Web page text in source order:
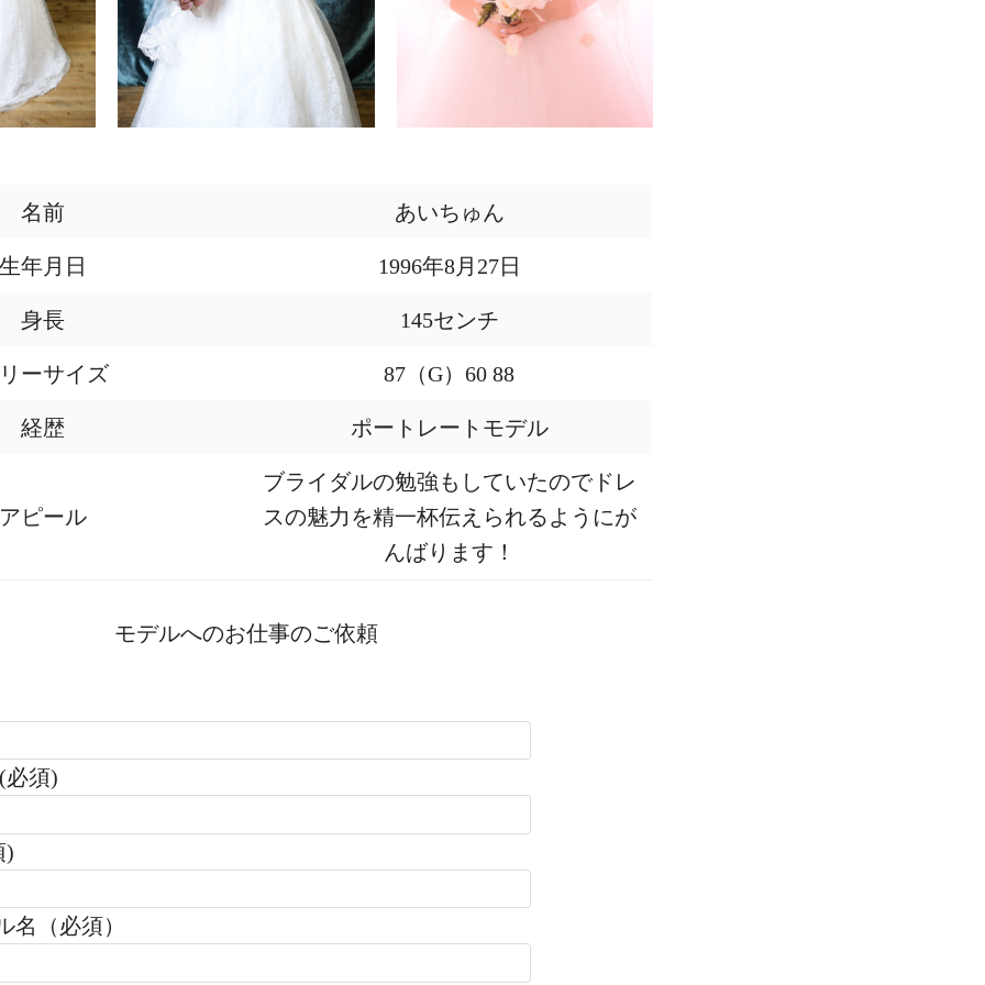
名前 あいちゅん
生年月日 1996年8月27日
身長 145センチ
ーサイズ 87（G）60 88
経歴 ポートレートモデル
アピール
ブライダルの勉強もしていたのでドレ
スの魅力を精一杯伝えられるようにが
んばります！
モデルへのお仕事のご依頼
必須)
)
名（必須）